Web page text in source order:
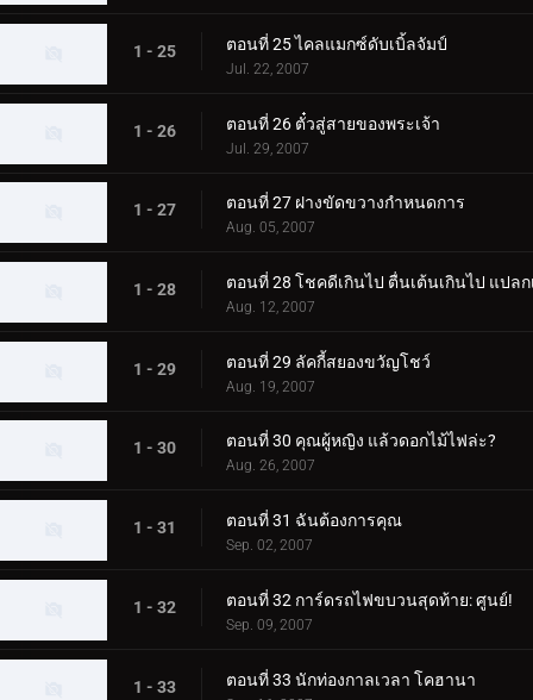
1 - 25 ตอนที่ 25 ไคลแมกซ์ดับเบิ้ลจัมป์
Jul. 22, 2007
1 - 26 ตอนที่ 26 ตั๋วสู่สายของพระเจ้า
Jul. 29, 2007
1 - 27 ตอนที่ 27 ฝางขัดขวางกำหนดการ
Aug. 05, 2007
1 - 28 ตอนที่ 28 โชคดีเกินไป ตื่นเต้นเกินไป แปลก
Aug. 12, 2007
1 - 29 ตอนที่ 29 ลัคกี้สยองขวัญโชว์
Aug. 19, 2007
1 - 30 ตอนที่ 30 คุณผู้หญิง แล้วดอกไม้ไฟล่ะ?
Aug. 26, 2007
1 - 31 ตอนที่ 31 ฉันต้องการคุณ
Sep. 02, 2007
1 - 32 ตอนที่ 32 การ์ดรถไฟขบวนสุดท้าย: ศูนย์!
Sep. 09, 2007
1 - 33 ตอนที่ 33 นักท่องกาลเวลา โคฮานา